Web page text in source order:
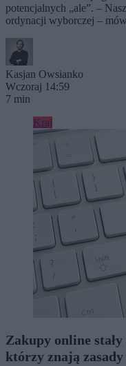
potencjalnych „ale”. –
ordynacji wyborczej –
Kasjan Owsianko
Wczoraj 14:59
7 min
Kraj
Zakupy online
którzy znają zasady